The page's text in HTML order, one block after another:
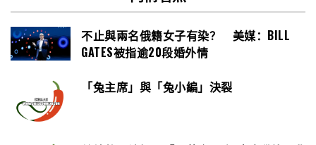
不止與兩名俄籍女子有染？ 美媒：BILL
GATES被指逾20段婚外情
「兔主席」與「兔小編」決裂